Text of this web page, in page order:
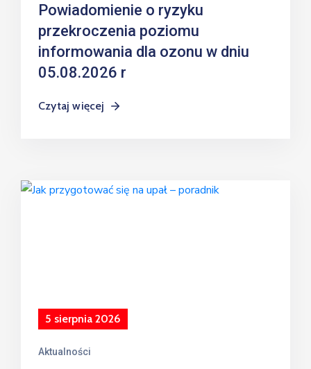
Powiadomienie o ryzyku
przekroczenia poziomu
informowania dla ozonu w dniu
05.08.2026 r
Czytaj więcej
5 sierpnia 2026
Aktualności